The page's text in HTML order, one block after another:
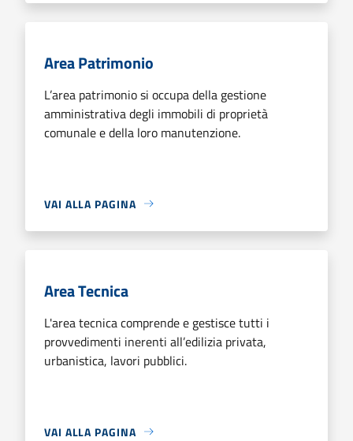
Area Patrimonio
L’area patrimonio si occupa della gestione
amministrativa degli immobili di proprietà
comunale e della loro manutenzione.
VAI ALLA PAGINA
Area Tecnica
L'area tecnica comprende e gestisce tutti i
provvedimenti inerenti all’edilizia privata,
urbanistica, lavori pubblici.
VAI ALLA PAGINA